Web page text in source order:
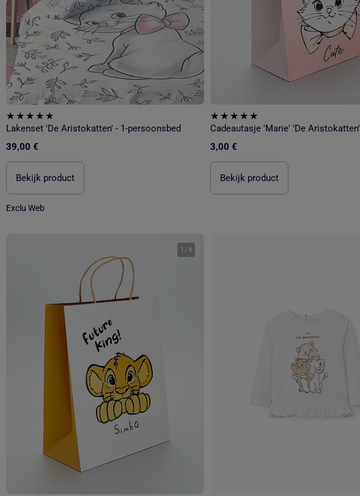
Lakenset 'De Aristokatten' - 1-persoonsbed
39,00 €
Bekijk product
Exclu Web
Cadeautasje 'Marie' 'De Aristokatten'
3,00 €
Bekijk product
1 /4